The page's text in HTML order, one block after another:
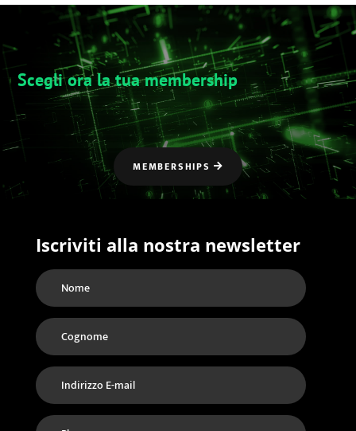
Scegli ora la tua membership
MEMBERSHIPS
Iscriviti alla nostra newsletter